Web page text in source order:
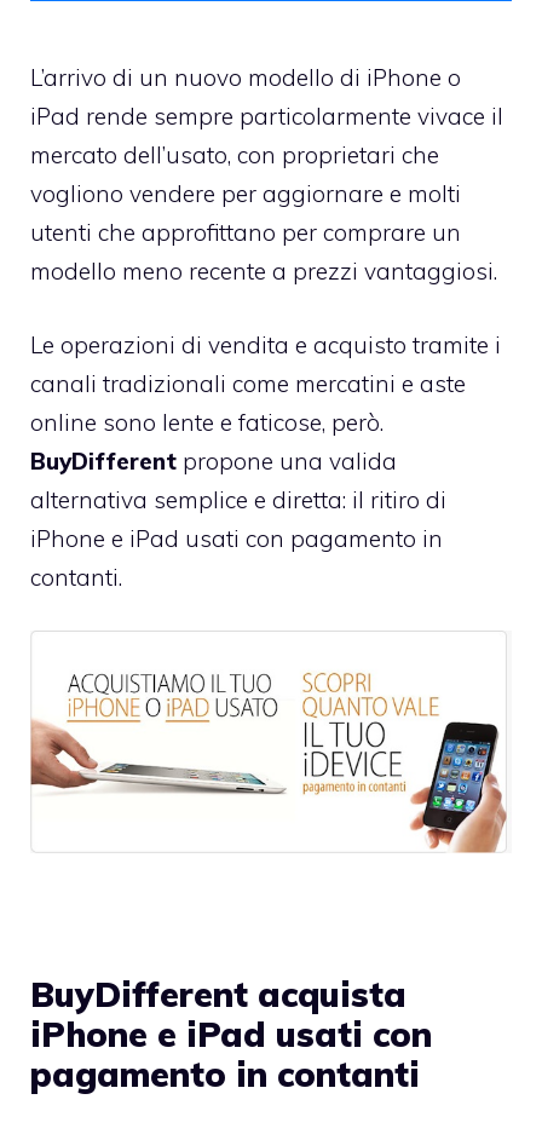
L’arrivo di un nuovo modello di iPhone o
iPad rende sempre particolarmente vivace il
mercato dell’usato, con proprietari che
vogliono vendere per aggiornare e molti
utenti che approfittano per comprare un
modello meno recente a prezzi vantaggiosi.
Le operazioni di vendita e acquisto tramite i
canali tradizionali come mercatini e aste
online sono lente e faticose, però.
BuyDifferent propone una valida
alternativa semplice e diretta: il ritiro di
iPhone e iPad usati con pagamento in
contanti.
BuyDifferent acquista
iPhone e iPad usati con
pagamento in contanti